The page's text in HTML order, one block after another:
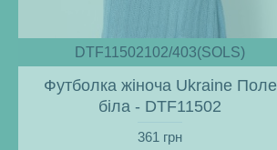
DTF11502102/403(SOLS)
Футболка жіноча Ukraine Поле
біла - DTF11502
361 грн